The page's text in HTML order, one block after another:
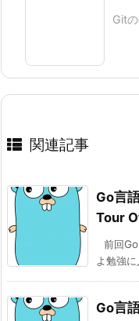
Git
関連記事
Go言
Tour
前回
よ勉強
Go言